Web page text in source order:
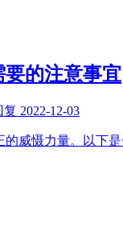
的注意事宜
复 2022-12-03
威慑力量。以下